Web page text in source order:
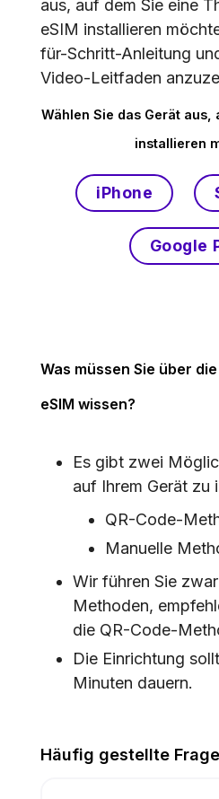
aus, auf dem Sie eine
eSIM installieren
für-Schritt-Anleitung
Video-Leitfaden
Wählen Sie das Gerät aus,
installieren
iPhone
Google
Was müssen Sie über
eSIM wissen?
Es gibt zwei
auf Ihrem Gerät zu
QR-Code-
Manuelle
Wir führen Sie
Methoden,
die QR-Code-
Die Einrichtung
Minuten dauern.
Häufig gestellte